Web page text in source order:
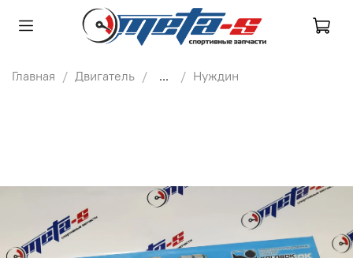
Главная Двигатель ... Нуждин